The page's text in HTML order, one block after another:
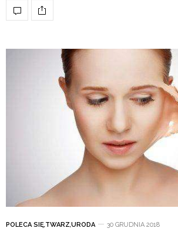
POLECA SIĘ,TWARZ,URODA 30 GRUDNIA 2018